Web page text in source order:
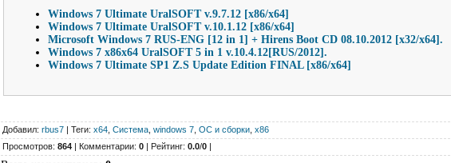
Windows 7 Ultimate UralSOFT v.9.7.12 [x86/x64]
Windows 7 Ultimate UralSOFT v.10.1.12 [x86/x64]
Microsoft Windows 7 RUS-ENG [12 in 1] + Hirens Boot CD 08.10.2012 [х32/х64].
Windows 7 x86x64 UralSOFT 5 in 1 v.10.4.12[RUS/2012].
Windows 7 Ultimate SP1 Z.S Update Edition FINAL [x86/x64]
Добавил: rbus7 | Теги: x64 Система windows 7 ОС и сборки x86
Просмотров: 864 | Комментарии: 0 | Рейтинг: 0.0/0 |